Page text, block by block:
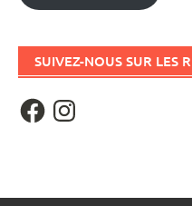
SUIVEZ-NOUS SUR LES
FacebookInstagram